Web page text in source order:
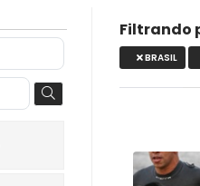
Filtrando
BRASIL